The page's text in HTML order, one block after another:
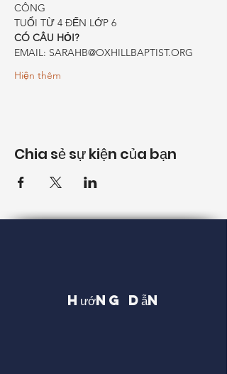
CÔNG
TUỔI TỪ 4 ĐẾN LỚP 6
CÓ CÂU HỎI?
EMAIL: SARAHB@OXHILLBAPTIST.ORG
Hiện thêm
Chia sẻ sự kiện của bạn
Hướng dẫn